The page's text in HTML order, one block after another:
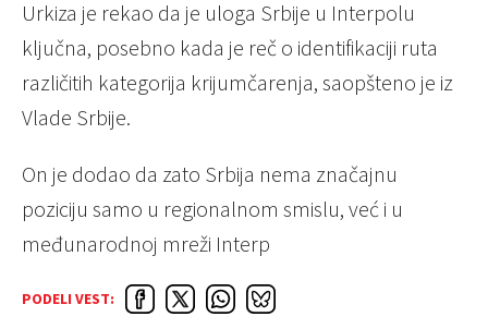
Urkiza je rekao da je uloga Srbije u Interpolu
ključna, posebno kada je reč o identifikaciji ruta
različitih kategorija krijumčarenja, saopšteno je iz
Vlade Srbije.
On je dodao da zato Srbija nema značajnu
poziciju samo u regionalnom smislu, već i u
međunarodnoj mreži Interp
PODELI VEST: